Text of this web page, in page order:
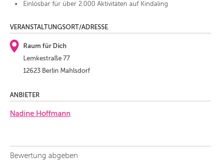
Einlösbar für über 2.000 Aktivitäten auf Kindaling
VERANSTALTUNGSORT/ADRESSE
Raum für Dich
Lemkestraße 77
12623 Berlin Mahlsdorf
ANBIETER
Nadine Hoffmann
Bewertung abgeben